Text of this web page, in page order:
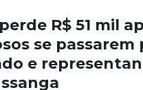
R$ 51 mil
se passarem
e